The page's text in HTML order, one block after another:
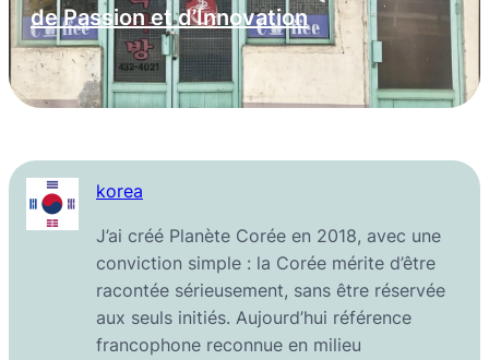
de Passion et d’Innovation
korea
J’ai créé Planète Corée en 2018, avec une
conviction simple : la Corée mérite d’être
racontée sérieusement, sans être réservée
aux seuls initiés. Aujourd’hui référence
francophone reconnue en milieu